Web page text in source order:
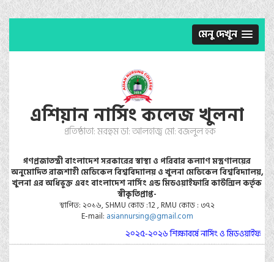
মেনু দেখুন
এশিয়ান নার্সিং কলেজ খুলনা
প্রতিষ্ঠাতা: মরহুম ডা: আলহাজ্ব মো: বজলুল হক
গণপ্রজাতন্ত্রী বাংলাদেশ সরকারের স্বাস্থ্য ও পরিবার কল্যাণ মস্ত্রণালয়ের
অনুমোদিত রাজশাহী মেডিকেল বিশ্ববিদ্যালয় ও খুলনা মেডিকেল বিশ্ববিদ্যালয়,
খুলনা এর অধিভুক্ত এবং বাংলাদেশ নার্সিং এন্ড মিডওয়াইফারি কাউন্সিল কর্তৃক
স্বীকৃতিপ্রাপ্ত-
স্থাপিত: ২০১৬, SHMU কোড :12 , RMU কোড : ৩৭২
E-mail: asiannursing@gmail.com
২০২৫-২০২৬ শিক্ষাবর্ষে নার্সিং ও